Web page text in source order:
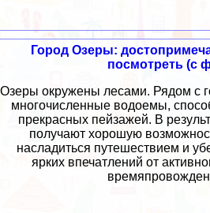
Город Озеры:
посмотреть (с
Озеры окружены лесами. Рядом с
многочисленные водоемы,
прекрасных пейзажей. В
получают хорошую
насладиться путешествием и
ярких впечатлений от